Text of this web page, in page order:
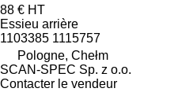
88 € HT
Essieu arrière
1103385 1115757
Pologne, Chełm
SCAN-SPEC Sp. z o.o.
Contacter le vendeur